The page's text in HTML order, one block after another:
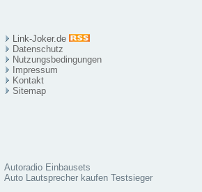
Link-Joker.de
Datenschutz
Nutzungsbedingungen
Impressum
Kontakt
Sitemap
Autoradio Einbausets
Auto Lautsprecher kaufen Testsieger